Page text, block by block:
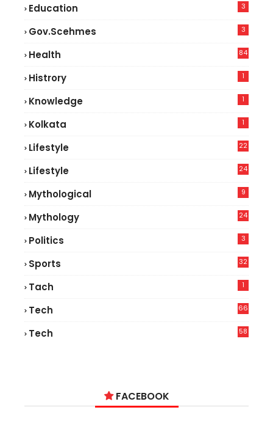
Education 3
Gov.scehmes 3
Health
84
Histrory 1
Knowledge 1
Kolkata 1
Lifestyle
22
Lifestyle
24
Mythological 9
Mythology 24
Politics 3
Sports 32
Tach 1
Tech
66
Tech
58
FACEBOOK